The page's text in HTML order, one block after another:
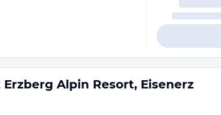
Alpin Resort, Eisenerz